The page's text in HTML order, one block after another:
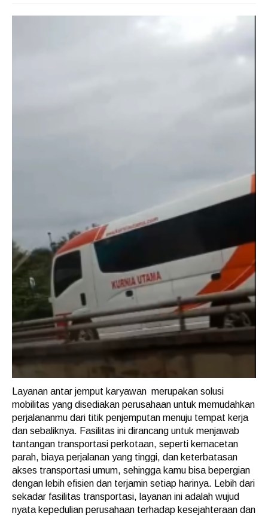
Layanan antar jemput karyawan merupakan solusi
mobilitas yang disediakan perusahaan untuk memudahkan
perjalananmu dari titik penjemputan menuju tempat kerja
dan sebaliknya. Fasilitas ini dirancang untuk menjawab
tantangan transportasi perkotaan, seperti kemacetan
parah, biaya perjalanan yang tinggi, dan keterbatasan
akses transportasi umum, sehingga kamu bisa bepergian
dengan lebih efisien dan terjamin setiap harinya. Lebih dari
sekadar fasilitas transportasi, layanan ini adalah wujud
nyata kepedulian perusahaan terhadap kesejahteraan dan